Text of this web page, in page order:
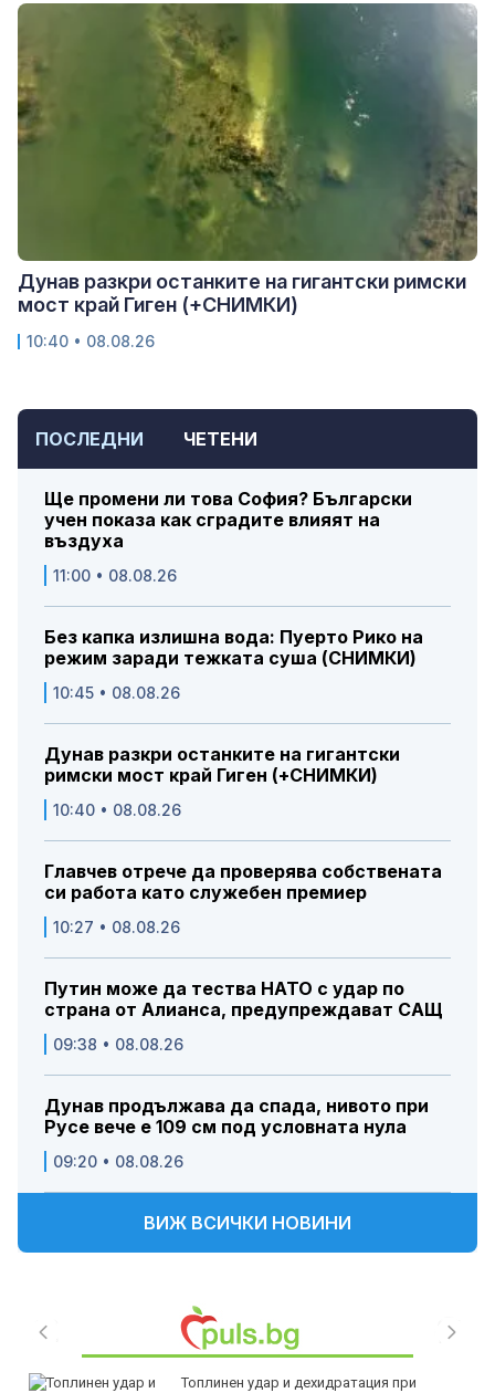
ПОСЛЕДНИ ЧЕТЕНИ
Ще промени ли това София? Български
учен показа как сградите влияят на
въздуха
11:00 • 08.08.26
Без капка излишна вода: Пуерто Рико на
режим заради тежката суша (СНИМКИ)
10:45 • 08.08.26
Дунав разкри останките на гигантски
римски мост край Гиген (+СНИМКИ)
10:40 • 08.08.26
Главчев отрече да проверява собствената
си работа като служебен премиер
10:27 • 08.08.26
Путин може да тества НАТО с удар по
страна от Алианса, предупреждават САЩ
09:38 • 08.08.26
Дунав продължава да спада, нивото при
Русе вече е 109 см под условната нула
09:20 • 08.08.26
ВИЖ ВСИЧКИ НОВИНИ
Топлинен удар и дехидратация при
Дунав разкри останките на гигантски римски
мост край Гиген (+СНИМКИ)
10:40 • 08.08.26